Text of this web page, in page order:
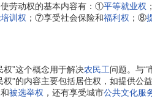
使劳动权的基本内容有：①平等就业权
训权 ；⑦享受社会保险和福利权 ；⑧
”这个概念用于解决农民工问题。与“
”的内容主要包括居住权，如提供公
和被选举权 ，还有享受城市公共文化服